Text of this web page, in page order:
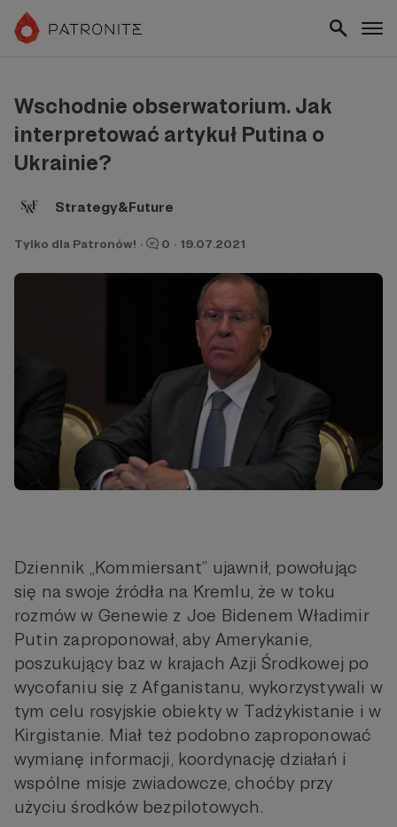
Wschodnie obserwatorium. Jak
interpretować artykuł Putina o
Ukrainie?
Strategy&Future
Tylko dla Patronów! · 0 · 19.07.2021
Dziennik „Kommiersant” ujawnił, powołując
się na swoje źródła na Kremlu, że w toku
rozmów w Genewie z Joe Bidenem Władimir
Putin zaproponował, aby Amerykanie,
poszukujący baz w krajach Azji Środkowej po
wycofaniu się z Afganistanu, wykorzystywali w
tym celu rosyjskie obiekty w Tadżykistanie i w
Kirgistanie. Miał też podobno zaproponować
wymianę informacji, koordynację działań i
wspólne misje zwiadowcze, choćby przy
użyciu środków bezpilotowych.